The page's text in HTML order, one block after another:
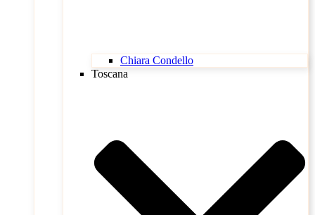
Chiara Condello
Toscana